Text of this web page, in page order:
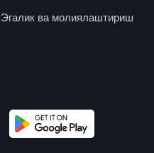
Эгалик ва молиялаштириш